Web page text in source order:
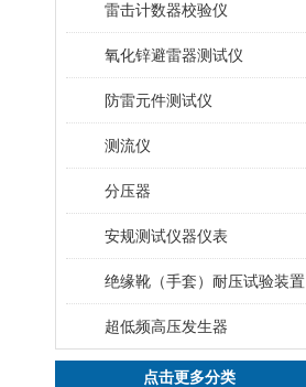
雷击计数器校验仪
氧化锌避雷器测试仪
防雷元件测试仪
测流仪
分压器
安规测试仪器仪表
绝缘靴（手套）耐压试验装置
超低频高压发生器
点击更多分类